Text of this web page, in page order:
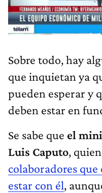
Sobre todo, hay
que inquietan ya
pueden esperar y
deben estar en
Se sabe que el
Luis Caputo,
colaboradores que
estar con él,